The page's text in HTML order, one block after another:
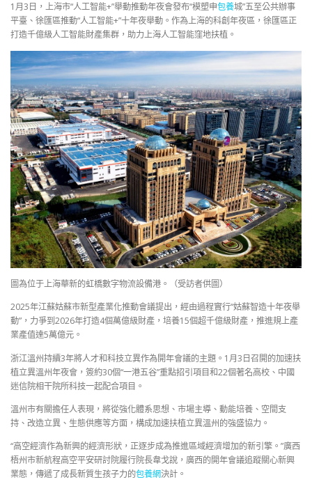
1月3日，上海市“人工智能+”舉動推動年夜會發布“模塑申包養城”五至公共辦事
平臺、徐匯區推動“人工智能+”十年夜舉動。作為上海的科創年夜區，徐匯區正
打造千億級人工智能財產集群，助力上海人工智能窪地扶植。
圖為位于上海華新的虹橋數字物流設備港。（受訪者供圖）
2025年江蘇姑蘇市新型產業化推動會議提出，經由過程實行“姑蘇智造十年夜舉
動”，力爭到2026年打造4個萬億級財產，培養15個超千億級財產，推進規上產
業產值達5萬億元。
浙江溫州持續3年將人才和科技立異作為開年會議的主題。1月3日召開的加速扶
植立異溫州年夜會，簽約30個“一港五谷”重點招引項目和22個著名高校、中國
迷信院相干院所科技一起配合項目。
溫州市有關擔任人表現，將從強化體系思想、市場主導、動能培養、空間支
持、改造立異、生態供應等方面，構成加速扶植立異溫州的強盛協力。
“高空經濟作為新興的經濟形狀，正逐步成為推進區域經濟增加的新引擎。”廣西
梧州市新航程高空平安研討院履行院長韋戈說，廣西的開年會議追蹤關心新興
業態，傳遞了成長新質生孩子力的包養網決計。